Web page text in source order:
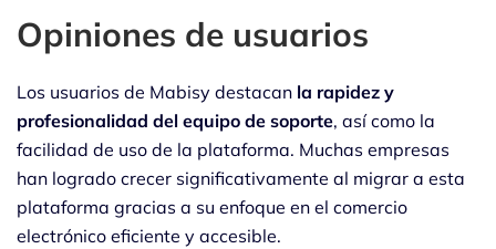
Opiniones de usuarios
Los usuarios de Mabisy destacan la rapidez y
profesionalidad del equipo de soporte, así como la
facilidad de uso de la plataforma. Muchas empresas
han logrado crecer significativamente al migrar a esta
plataforma gracias a su enfoque en el comercio
electrónico eficiente y accesible.